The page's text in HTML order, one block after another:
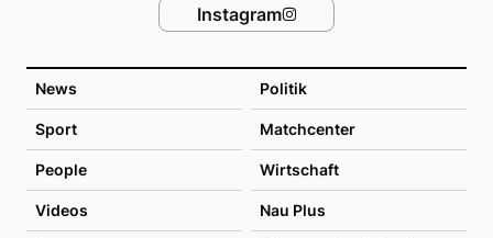
News Politik
Sport Matchcenter
People Wirtschaft
Videos Nau Plus
Instagram